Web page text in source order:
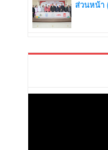
ส่วนหน้า